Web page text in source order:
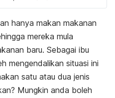
hanya makan makanan
mereka mula
baru. Sebagai ibu
mengendalikan situasi ini
satu atau dua jenis
Mungkin anda boleh